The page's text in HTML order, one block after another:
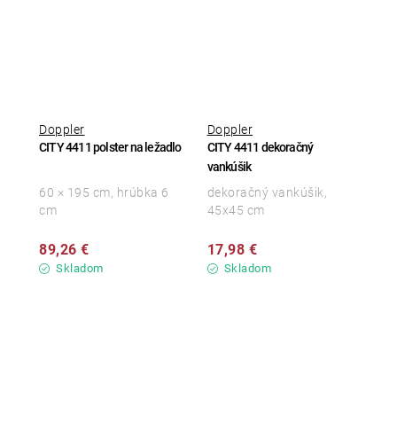
CITY 4411 polster na ležadlo
Doppler
Skladom
89,26 €
60 × 195 cm, hrúbka 6
cm
CITY 4411 dekoračný
vankúšik
Doppler
Skladom
17,98 €
dekoračný vankúšik,
45x45 cm